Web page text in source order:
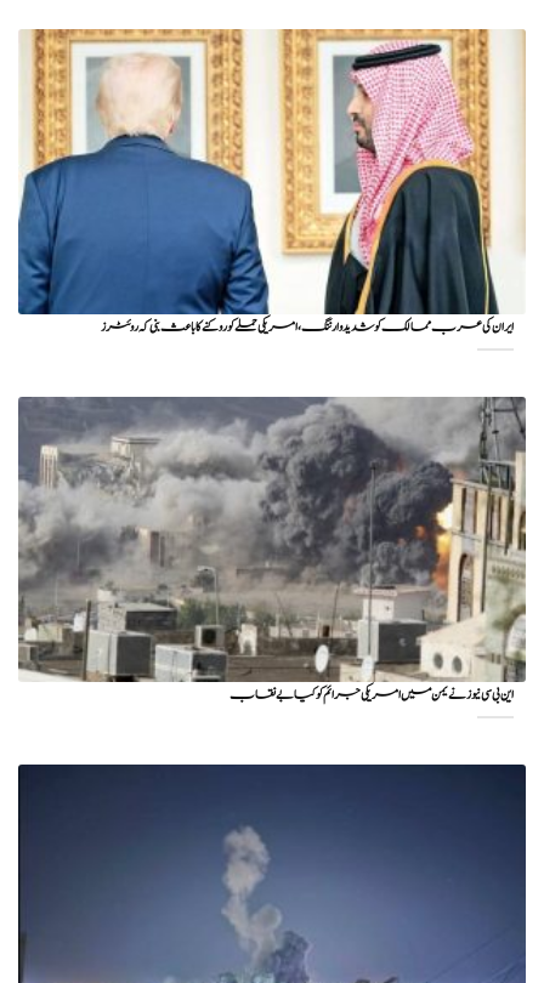
ایران کی عرب ممالک کو شدید وارننگ، امریکی حملے کو روکنے کا باعث بنی کہ روئٹرز
این بی سی نیوز نے یمن میں امریکی جرائم کو کیا بے نقاب